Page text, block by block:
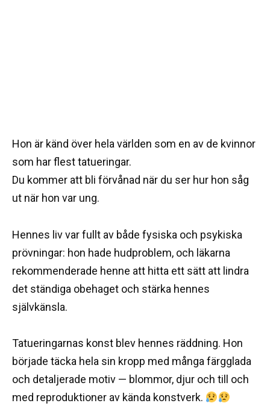
Hon är känd över hela världen som en av de kvinnor
som har flest tatueringar.
Du kommer att bli förvånad när du ser hur hon såg
ut när hon var ung.
Hennes liv var fullt av både fysiska och psykiska
prövningar: hon hade hudproblem, och läkarna
rekommenderade henne att hitta ett sätt att lindra
det ständiga obehaget och stärka hennes
självkänsla.
Tatueringarnas konst blev hennes räddning. Hon
började täcka hela sin kropp med många färgglada
och detaljerade motiv — blommor, djur och till och
med reproduktioner av kända konstverk.